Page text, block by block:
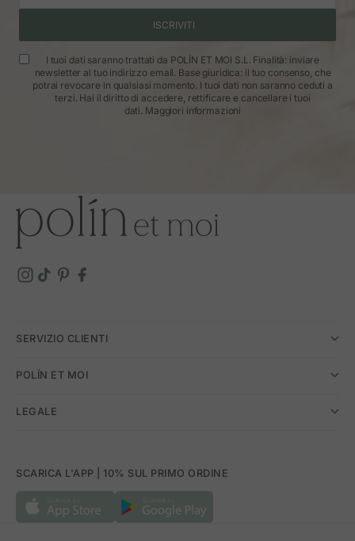
ISCRIVITI
I tuoi dati saranno trattati da POLÍN ET MOI S.L. Finalità: inviare
newsletter al tuo indirizzo email. Base giuridica: il tuo consenso, che
potrai revocare in qualsiasi momento. I tuoi dati non saranno ceduti a
terzi. Hai il diritto di accedere, rettificare e cancellare i tuoi
dati. Maggiori informazioni
SERVIZIO CLIENTI
POLÍN ET MOI
LEGALE
SCARICA L'APP | 10% SUL PRIMO ORDINE